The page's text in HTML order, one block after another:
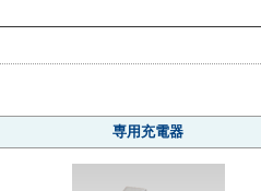
専用充電器